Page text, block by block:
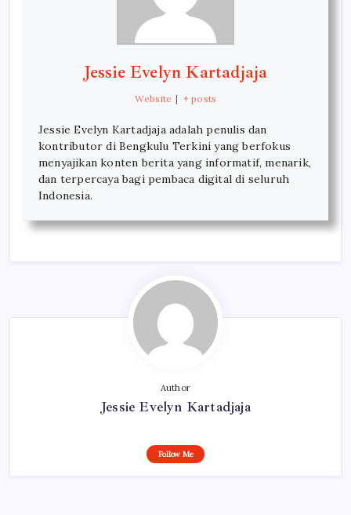
Jessie Evelyn Kartadjaja
Website | + posts
Jessie Evelyn Kartadjaja adalah penulis dan
kontributor di Bengkulu Terkini yang berfokus
menyajikan konten berita yang informatif, menarik,
dan terpercaya bagi pembaca digital di seluruh
Indonesia.
Author
Jessie Evelyn Kartadjaja
Follow Me